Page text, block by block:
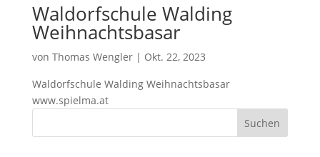
Waldorfschule Walding
Weihnachtsbasar
von Thomas Wengler| Okt. 22, 2023
Waldorfschule Walding Weihnachtsbasar
www.spielma.at
Suchen